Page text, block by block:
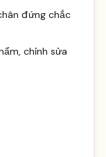
đứng chắc
chỉnh sửa